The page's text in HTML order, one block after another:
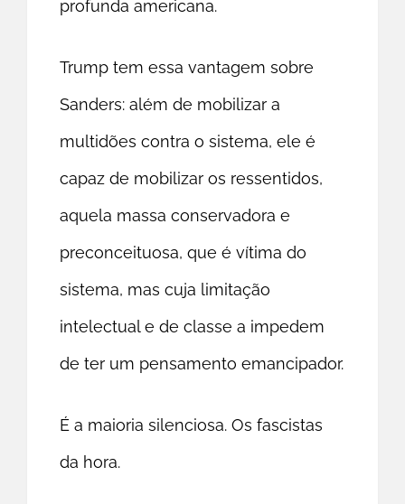
profunda americana.
Trump tem essa vantagem sobre
Sanders: além de mobilizar a
multidões contra o sistema, ele é
capaz de mobilizar os ressentidos,
aquela massa conservadora e
preconceituosa, que é vítima do
sistema, mas cuja limitação
intelectual e de classe a impedem
de ter um pensamento emancipador.
É a maioria silenciosa. Os fascistas
da hora.